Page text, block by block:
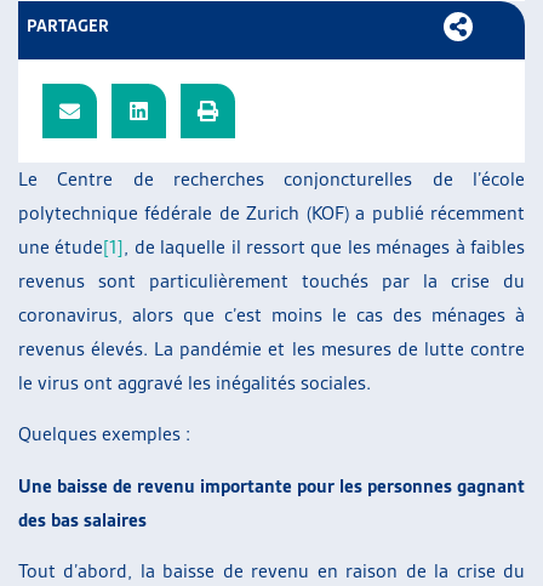
ARTIAS
JOURNÉES D’AUTOMNE
Le Centre de recherches conjoncturelles de l’école
polytechnique fédérale de Zurich (KOF) a publié récemment
une étude[1], de laquelle il ressort que les ménages à faibles
revenus sont particulièrement touchés par la crise du
coronavirus, alors que c’est moins le cas des ménages à
revenus élevés. La pandémie et les mesures de lutte contre
le virus ont aggravé les inégalités sociales.
Quelques exemples :
Une baisse de revenu importante pour les personnes gagnant
des bas salaires
Tout d’abord, la baisse de revenu en raison de la crise du
PARTAGER